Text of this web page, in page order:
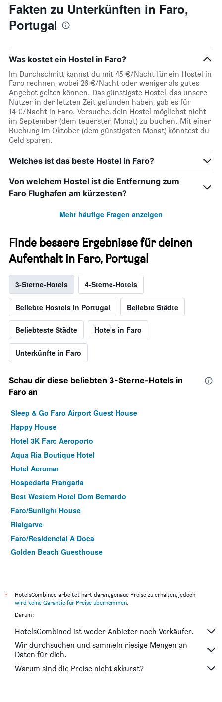
Fakten zu Unterkünften in Faro,
Portugal
Was kostet ein Hostel in Faro?
Im Durchschnitt kannst du mit 45 €/Nacht für ein Hostel in
Faro rechnen, wobei 26 €/Nacht oder weniger als gutes
Angebot gelten können. Das günstigste Hostel, das unsere
Nutzer in der letzten Zeit gefunden haben, gab es für
14 €/Nacht in Faro. Versuche, dein Hostel möglichst nicht
im September (dem teuersten Monat) zu buchen. Mit einer
Buchung im Oktober (dem günstigsten Monat) könntest du
Geld sparen.
Welches ist das beste Hostel in Faro?
Von welchem Hostel ist die Entfernung zum
Faro Flughafen am kürzesten?
Mehr häufige Fragen anzeigen
Finde bessere Ergebnisse für deinen
Aufenthalt in Faro, Portugal
3-Sterne-Hotels 4-Sterne-Hotels
Beliebte Hostels in Portugal Beliebte Städte
Beliebteste Städte Hotels in Faro
Unterkünfte in Faro
Schau dir diese beliebten 3-Sterne-Hotels in
Faro an
Sleep & Go Faro Airport Guest House
Happy House
Hotel 3K Faro Aeroporto
Aqua Ria Boutique Hotel
Hotel Aeromar
Hospedaria Frangaria
Best Western Hotel Dom Bernardo
Faro/Sunlight House
Rialgarve
Faro/Residencial A Doca
Golden Beach Guesthouse
*
HotelsCombined arbeitet hart daran, genaue Preise zu erhalten, jedoch
wird keine Garantie für Preise übernommen.
Darum:
HotelsCombined ist weder Anbieter noch Verkäufer.
Wir durchsuchen und sammeln riesige Mengen an
Daten für dich.
Warum sind die Preise nicht akkurat?